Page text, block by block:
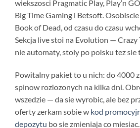
wiekszosci Pragmatic Play, Play’n
Big Time Gaming i Betsoft.
Book of Dead, od czasu do czasu
Sekcja live stoi na Evolution — Crazy
nie automaty, stoly po polsku tez sie
Powitalny pakiet to u nich: do 4000
spinow rozlozonych na kilka dni.
wszedzie — da sie wyrobic, ale bez
oferty zerkam sobie w kod
depozytu bo sie zmieniaja co